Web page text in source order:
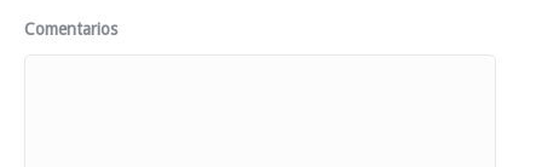
Comentarios